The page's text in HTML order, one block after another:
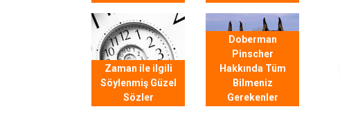
Zaman ile ilgili
Söylenmiş Güzel
Sözler
Doberman
Pinscher
Hakkında Tüm
Bilmeniz
Gerekenler